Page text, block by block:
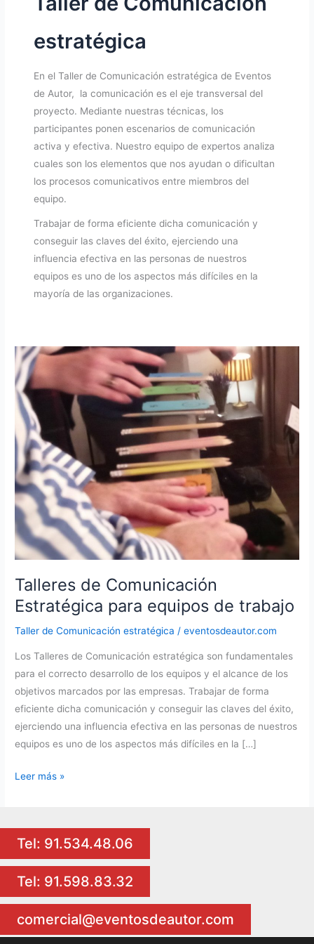
estratégica
En el Taller de Comunicación estratégica de Eventos
de Autor, la comunicación es el eje transversal del
proyecto. Mediante nuestras técnicas, los
participantes ponen escenarios de comunicación
activa y efectiva. Nuestro equipo de expertos analiza
cuales son los elementos que nos ayudan o dificultan
los procesos comunicativos entre miembros del
equipo.
Trabajar de forma eficiente dicha comunicación y
conseguir las claves del éxito, ejerciendo una
influencia efectiva en las personas de nuestros
equipos es uno de los aspectos más difíciles en la
mayoría de las organizaciones.
Talleres de Comunicación
Estratégica para equipos de trabajo
Taller de Comunicación estratégica /eventosdeautor.com
Los Talleres de Comunicación estratégica son fundamentales
para el correcto desarrollo de los equipos y el alcance de los
objetivos marcados por las empresas. Trabajar de forma
eficiente dicha comunicación y conseguir las claves del éxito,
ejerciendo una influencia efectiva en las personas de nuestros
equipos es uno de los aspectos más difíciles en la […]
Talleres
Estratégica
para
equipos
de
trabajo
Leer más »
Tel: 91.534.48.06
Tel: 91.598.83.32
comercial@eventosdeautor.com